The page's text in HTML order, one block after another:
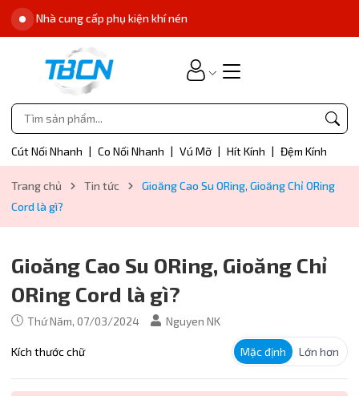
Nhà cung cấp phụ kiện khí nén
Cút Nối Nhanh | Co Nối Nhanh | Vú Mỡ | Hít Kính | Đệm Kính
Trang chủ Tin tức
Gioăng Cao Su ORing, Gioăng Chỉ ORing
Cord là gì?
Gioăng Cao Su ORing, Gioăng Chỉ
ORing Cord là gì?
Thứ Năm, 07/03/2024 Nguyen NK
Kích thước chữ Mặc định Lớn hơn